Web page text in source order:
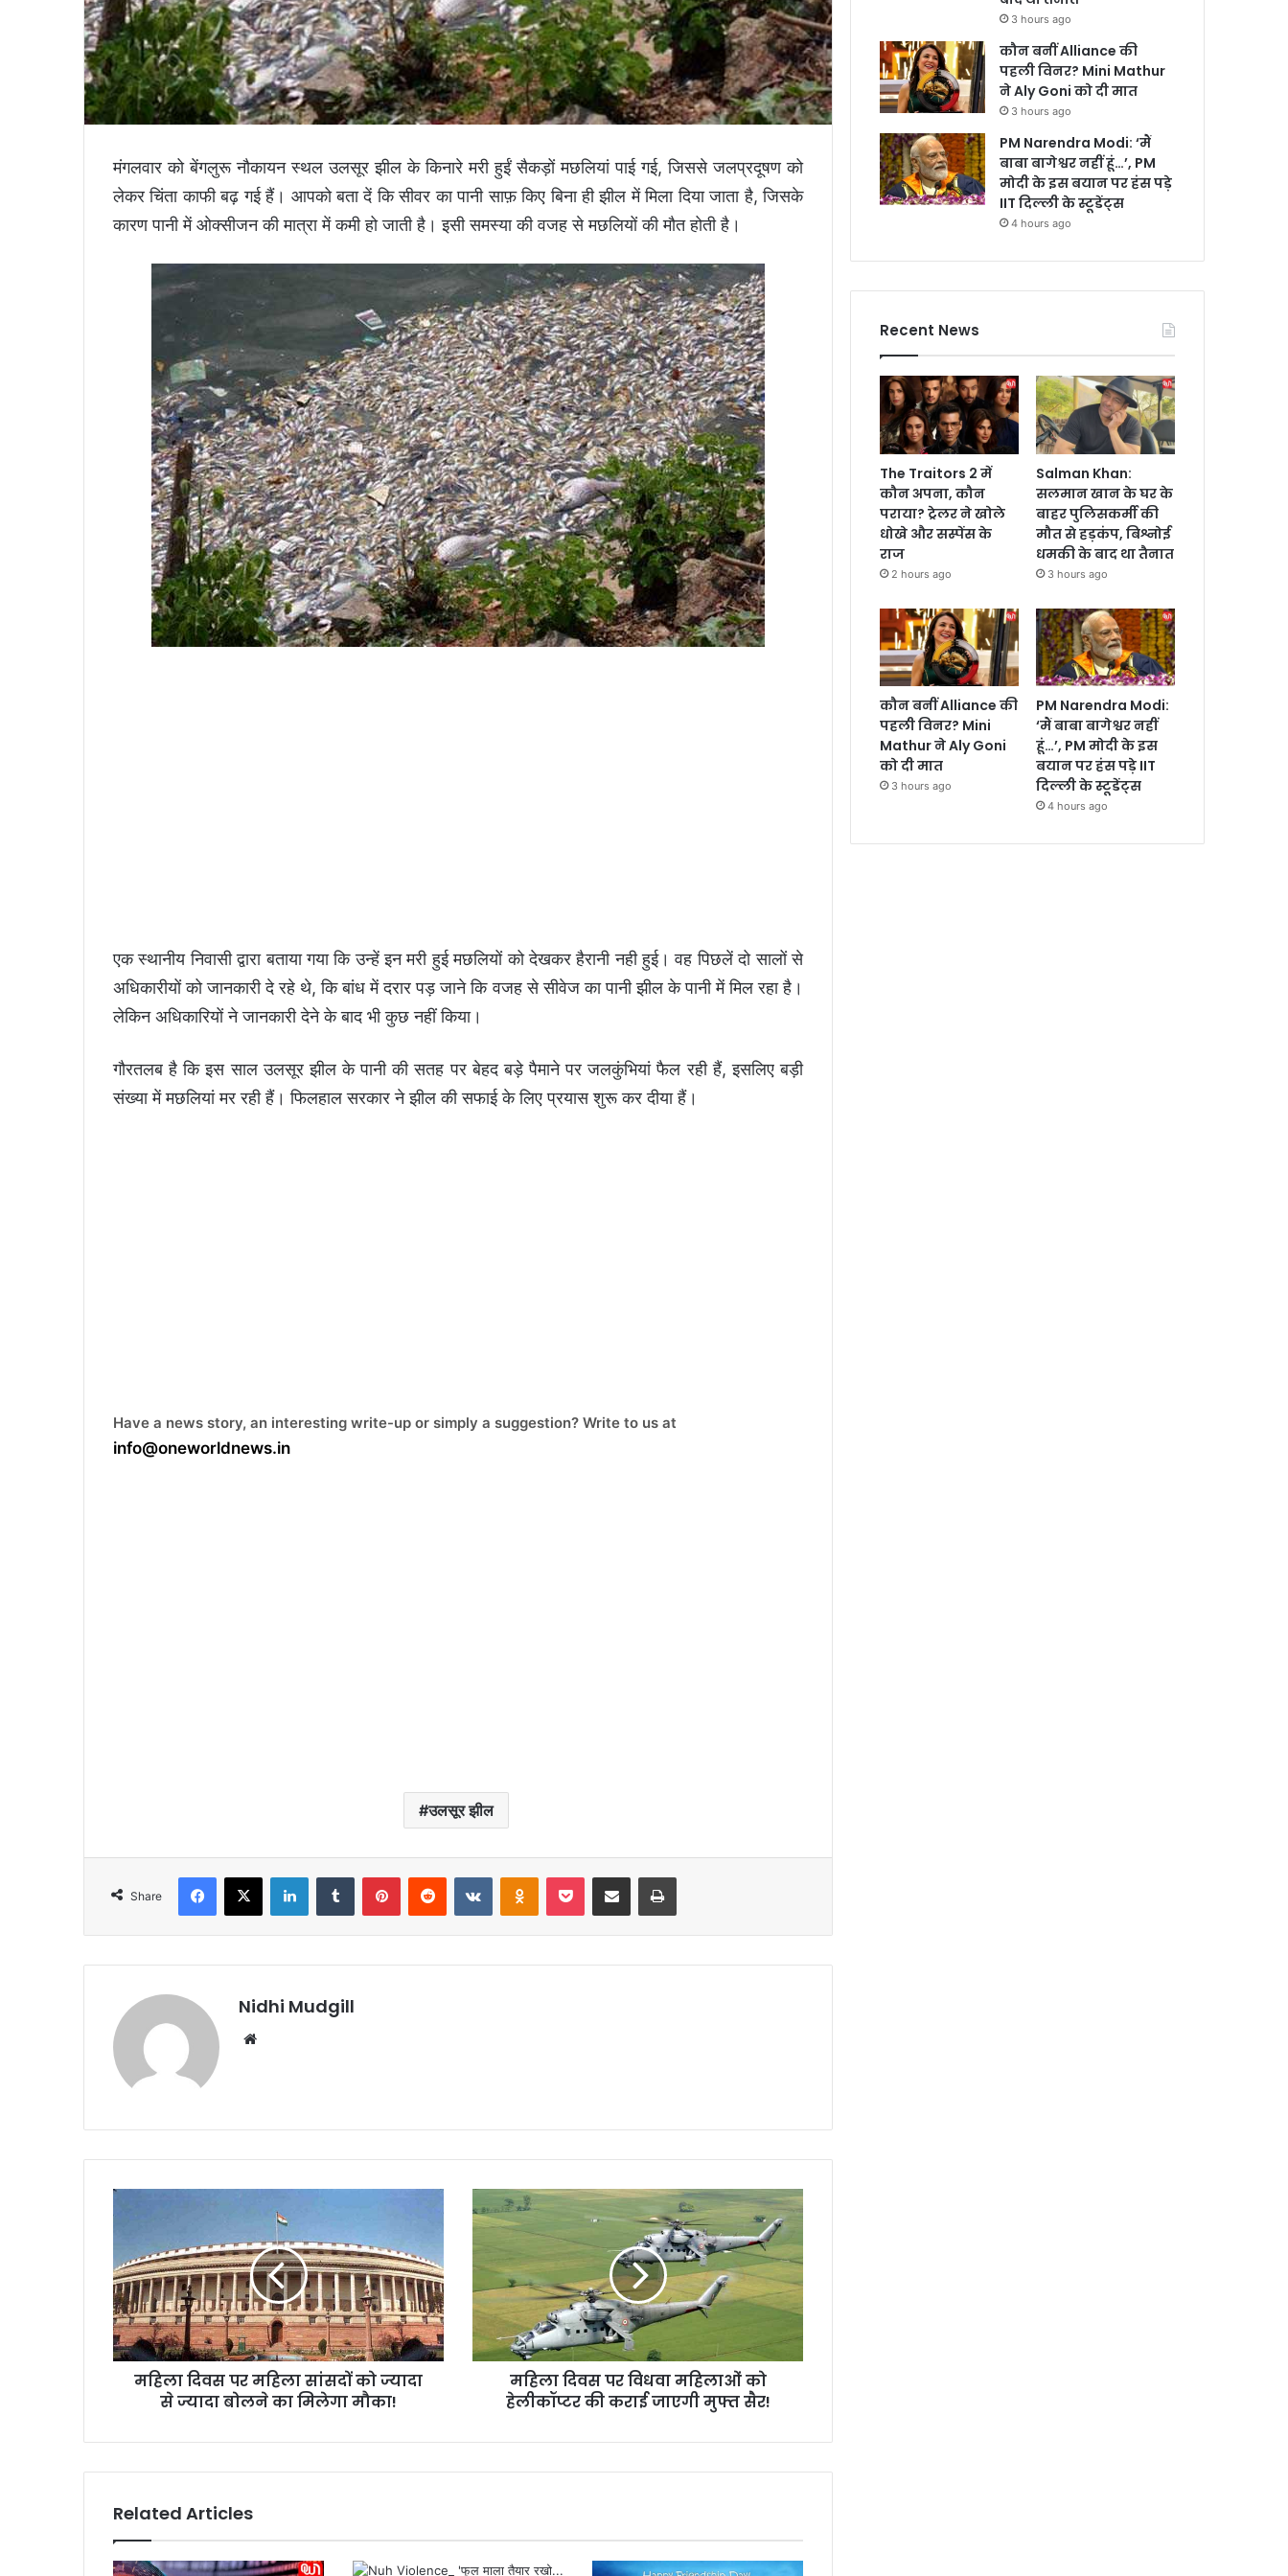
मंगलवार को बेंगलुरू नौकायन स्थल उलसूर झील के किनारे मरी हुईं सैकड़ों मछलियां पाई गई, जिससे जलप्रदूषण को
लेकर चिंता काफी बढ़ गई हैं। आपको बता दें कि सीवर का पानी साफ़ किए बिना ही झील में मिला दिया जाता है, जिसके
कारण पानी में ओक्सीजन की मात्रा में कमी हो जाती है। इसी समस्या की वजह से मछलियों की मौत होती है।
एक स्थानीय निवासी द्वारा बताया गया कि उन्हें इन मरी हुई मछलियों को देखकर हैरानी नही हुई। वह पिछलें दो सालों से
अधिकारीयों को जानकारी दे रहे थे, कि बांध में दरार पड़ जाने कि वजह से सीवेज का पानी झील के पानी में मिल रहा है।
लेकिन अधिकारियों ने जानकारी देने के बाद भी कुछ नहीं किया।
गौरतलब है कि इस साल उलसूर झील के पानी की सतह पर बेहद बड़े पैमाने पर जलकुंभियां फैल रही हैं, इसलिए बड़ी
संख्या में मछलियां मर रही हैं। फिलहाल सरकार ने झील की सफाई के लिए प्रयास शुरू कर दीया हैं।
Have a news story, an interesting write-up or simply a suggestion? Write to us at
info@oneworldnews.in
उलसूर झील
Share
Nidhi Mudgill
हि
व
स
प
र
म
स
दा
से
ज्या
महिला दिवस पर महिला सांसदों को ज्यादा
से ज्यादा बोलने का मिलेगा मौका!
हि
स
र
वि
हि
ली
महिला दिवस पर विधवा महिलाओं को
हेलीकॉप्टर की कराई जाएगी मुफ्त सैर!
Related Articles
3 hours ago
कौन बनीं Alliance की
पहली विनर? Mini Mathur
ने Aly Goni को दी मात
3 hours ago
PM Narendra Modi: ‘मैं
बाबा बागेश्वर नहीं हूं…’, PM
मोदी के इस बयान पर हंस पड़े
IIT दिल्ली के स्टूडेंट्स
4 hours ago
Recent News
The Traitors 2 में
कौन अपना, कौन
पराया? ट्रेलर ने खोले
धोखे और सस्पेंस के
राज
2 hours ago
Salman Khan:
सलमान खान के घर के
बाहर पुलिसकर्मी की
मौत से हड़कंप, बिश्नोई
धमकी के बाद था तैनात
3 hours ago
कौन बनीं Alliance की
पहली विनर? Mini
Mathur ने Aly Goni
को दी मात
3 hours ago
PM Narendra Modi:
‘मैं बाबा बागेश्वर नहीं
हूं…’, PM मोदी के इस
बयान पर हंस पड़े IIT
दिल्ली के स्टूडेंट्स
4 hours ago